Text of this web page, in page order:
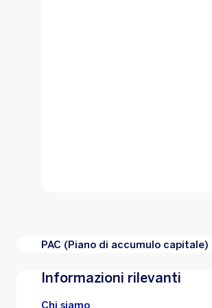
PAC (Piano di accumulo capitale)
Informazioni rilevanti
Chi siamo